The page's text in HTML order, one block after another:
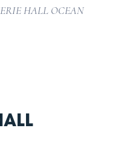
HALL OCEAN